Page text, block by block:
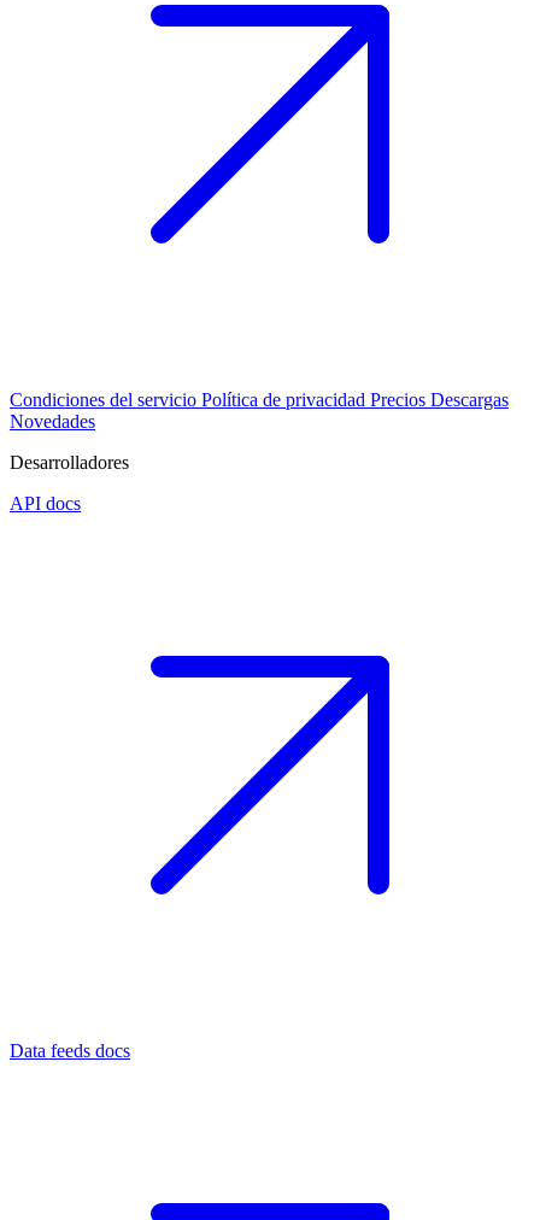
Condiciones del servicio Política de privacidad Precios Descargas
Novedades
Desarrolladores
API docs
Data feeds docs